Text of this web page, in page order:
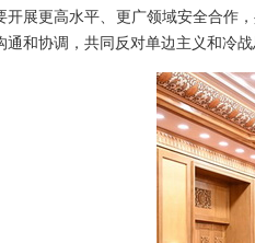
开展更高水平、更广领域安全合作
通和协调，共同反对单边主义和冷